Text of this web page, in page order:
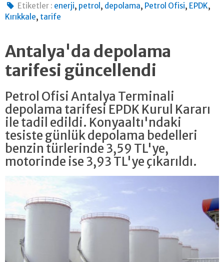
Etiketler : enerji, petrol , depolama, Petrol Ofisi, EPDK,
Kırıkkale, tarife
Antalya'da depolama
tarifesi güncellendi
Petrol Ofisi Antalya Terminali
depolama tarifesi EPDK Kurul Kararı
ile tadil edildi. Konyaaltı'ndaki
tesiste günlük depolama bedelleri
benzin türlerinde 3,59 TL'ye,
motorinde ise 3,93 TL'ye çıkarıldı.